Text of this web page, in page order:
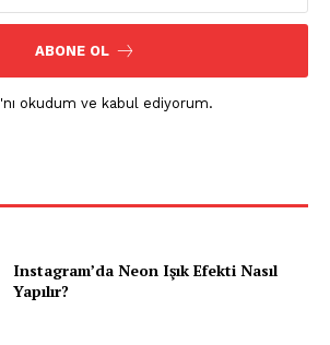
ABONE OL
'nı okudum ve kabul ediyorum.
Instagram’da Neon Işık Efekti Nasıl
Yapılır?